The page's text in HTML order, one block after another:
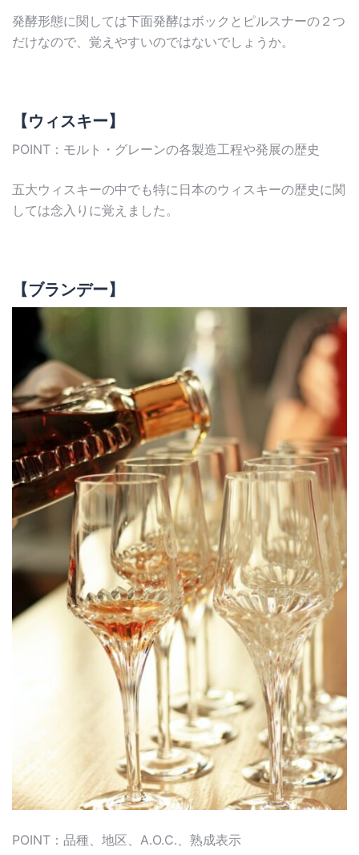
発酵形態に関しては下面発酵はボックとピルスナーの２つ
だけなので、覚えやすいのではないでしょうか。
【ウィスキー】
POINT：モルト・グレーンの各製造工程や発展の歴史
五大ウィスキーの中でも特に日本のウィスキーの歴史に関
しては念入りに覚えました。
【ブランデー】
POINT：品種、地区、A.O.C.、熟成表示